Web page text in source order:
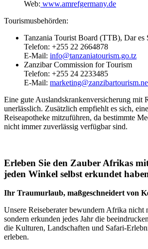
Web: www.amrefgermany.de
Tourismusbehörden:
Tanzania Tourist Board (TTB), Dar es
Telefon: +255 22 2664878
E-Mail: info@tanzaniatourism.go.tz
Zanzibar Commission for Tourism
Telefon: +255 24 2233485
E-Mail:
Eine gute Auslandskrankenversicherung mit
unerlässlich. Zusätzlich empfiehlt es sich,
Reiseapotheke mitzuführen, da bestimmte
nicht immer zuverlässig verfügbar sind.
Erleben Sie den Zauber Afrikas
jeden Winkel selbst erkundet
Ihr Traumurlaub, maßgeschneidert von
Unsere Reiseberater bewundern Afrika nicht
sondern erkunden jedes Jahr die
die Kulturen, Landschaften und Safari-
erleben.